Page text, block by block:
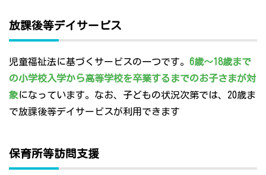
放課後等デイサービス
児童福祉法に基づくサービスの一つです。 6歳～18歳まで
の小学校入学から高等学校を卒業するまでのお子さまが対
象になっています。なお、子どもの状況次第では、20歳ま
で放課後等デイサービスが利用できます
保育所等訪問支援